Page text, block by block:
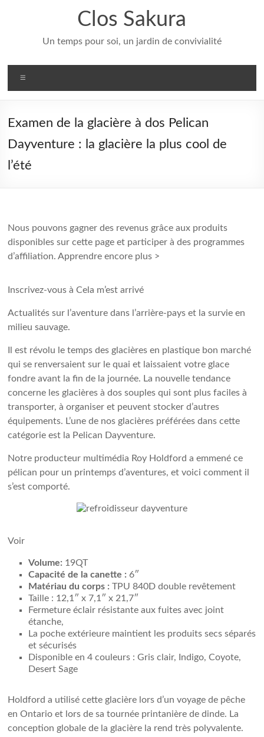
Clos Sakura
Un temps pour soi, un jardin de convivialité
Examen de la glacière à dos Pelican
Dayventure : la glacière la plus cool de
l’été
Nous pouvons gagner des revenus grâce aux produits
disponibles sur cette page et participer à des programmes
d’affiliation. Apprendre encore plus >
Inscrivez-vous à Cela m’est arrivé
Actualités sur l’aventure dans l’arrière-pays et la survie en
milieu sauvage.
Il est révolu le temps des glacières en plastique bon marché
qui se renversaient sur le quai et laissaient votre glace
fondre avant la fin de la journée. La nouvelle tendance
concerne les glacières à dos souples qui sont plus faciles à
transporter, à organiser et peuvent stocker d’autres
équipements. L’une de nos glacières préférées dans cette
catégorie est la Pelican Dayventure.
Notre producteur multimédia Roy Holdford a emmené ce
pélican pour un printemps d’aventures, et voici comment il
s’est comporté.
Voir
Volume: 19QT
Capacité de la canette : 6″
Matériau du corps : TPU 840D double revêtement
Taille : 12,1″ x 7,1″ x 21,7″
Fermeture éclair résistante aux fuites avec joint
étanche,
La poche extérieure maintient les produits secs séparés
et sécurisés
Disponible en 4 couleurs : Gris clair, Indigo, Coyote,
Desert Sage
Holdford a utilisé cette glacière lors d’un voyage de pêche
en Ontario et lors de sa tournée printanière de dinde. La
conception globale de la glacière la rend très polyvalente.